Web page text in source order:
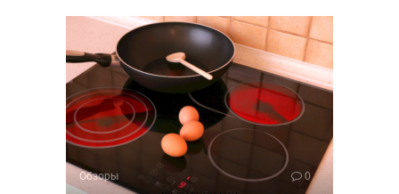
Обзоры 0